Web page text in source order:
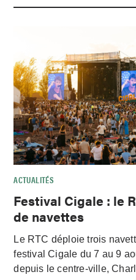
ACTUALITÉS
Festival Cigale : le
de navettes
Le RTC déploie trois
festival Cigale du 7 au 9
depuis le centre-ville,